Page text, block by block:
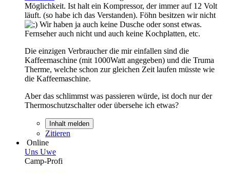
Möglichkeit. Ist halt ein Kompressor, der immer auf 12 Volt
läuft. (so habe ich das Verstanden). Föhn besitzen wir nicht
Wir haben ja auch keine Dusche oder sonst etwas.
Fernseher auch nicht und auch keine Kochplatten, etc.
Die einzigen Verbraucher die mir einfallen sind die
Kaffeemaschine (mit 1000Watt angegeben) und die Truma
Therme, welche schon zur gleichen Zeit laufen müsste wie
die Kaffeemaschine.
Aber das schlimmst was passieren würde, ist doch nur der
Thermoschutzschalter oder übersehe ich etwas?
Inhalt melden
Zitieren
Online
Uns Uwe
Camp-Profi